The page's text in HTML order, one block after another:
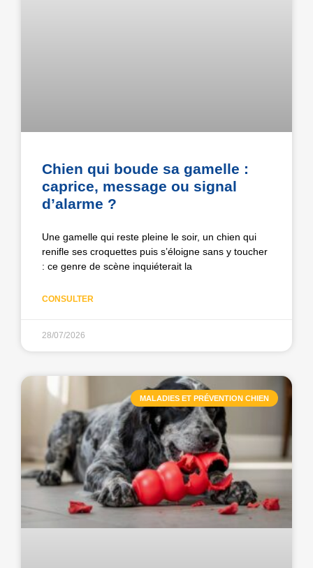
Chien qui boude sa gamelle :
caprice, message ou signal
d’alarme ?
Une gamelle qui reste pleine le soir, un chien qui
renifle ses croquettes puis s’éloigne sans y toucher
: ce genre de scène inquiéterait la
CONSULTER
28/07/2026
MALADIES ET PRÉVENTION CHIEN